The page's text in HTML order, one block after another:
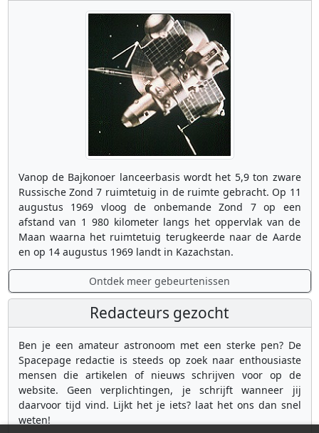
Vanop de Bajkonoer lanceerbasis wordt het 5,9 ton zware
Russische Zond 7 ruimtetuig in de ruimte gebracht. Op 11
augustus 1969 vloog de onbemande Zond 7 op een
afstand van 1 980 kilometer langs het oppervlak van de
Maan waarna het ruimtetuig terugkeerde naar de Aarde
en op 14 augustus 1969 landt in Kazachstan.
Ontdek meer gebeurtenissen
Redacteurs gezocht
Ben je een amateur astronoom met een sterke pen? De
Spacepage redactie is steeds op zoek naar enthousiaste
mensen die artikelen of nieuws schrijven voor op de
website. Geen verplichtingen, je schrijft wanneer jij
daarvoor tijd vind. Lijkt het je iets? laat het ons dan snel
weten!